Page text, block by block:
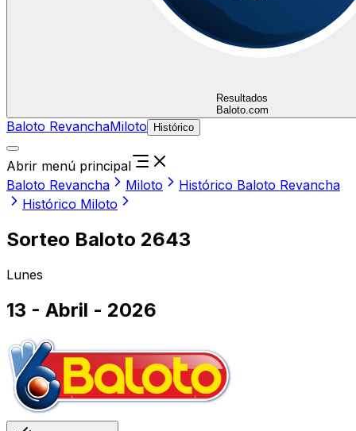
Resultados
Baloto.com
Baloto RevanchaMiloto Histórico
Abrir menú principal
Baloto Revancha
Miloto
Histórico Baloto Revancha
Histórico Miloto
Sorteo Baloto 2643
Lunes
13 - Abril - 2026